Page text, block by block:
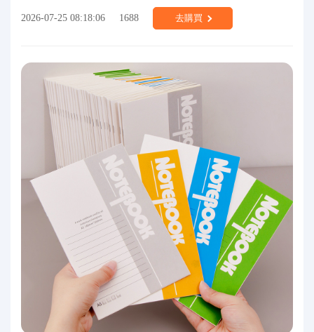
2026-07-25 08:18:06 1688 去購買